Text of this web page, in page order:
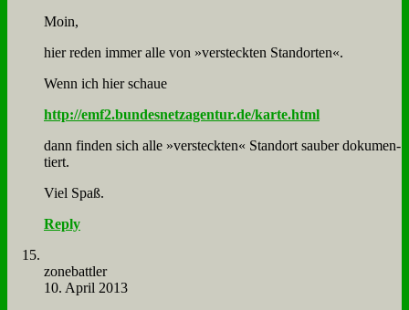
Moin,
hier re­den im­mer al­le von »ver­steck­ten Stand­or­ten«.
Wenn ich hier schaue
http://emf2.bundesnetzagentur.de/karte.html
dann fin­den sich al­le »ver­steck­ten« Stand­ort sau­ber do­ku­men­
tiert.
Viel Spaß.
Reply
zone­batt­ler
10. April 2013